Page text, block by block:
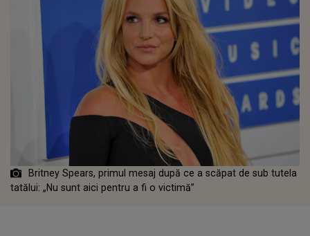
Britney Spears, primul mesaj după ce a scăpat de sub tutela
tatălui: „Nu sunt aici pentru a fi o victimă”